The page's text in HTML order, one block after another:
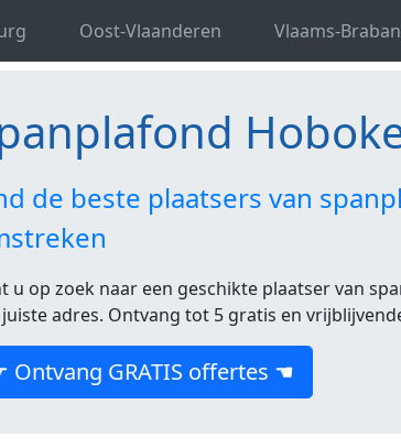
Oost-Vlaanderen Vlaams-
Antwerpen Spanplafond Hoboken
de beste plaatsers van
u op zoek naar een geschikte plaatser van
adres. Ontvang tot 5 gratis en
Ontvang GRATIS offertes ☚